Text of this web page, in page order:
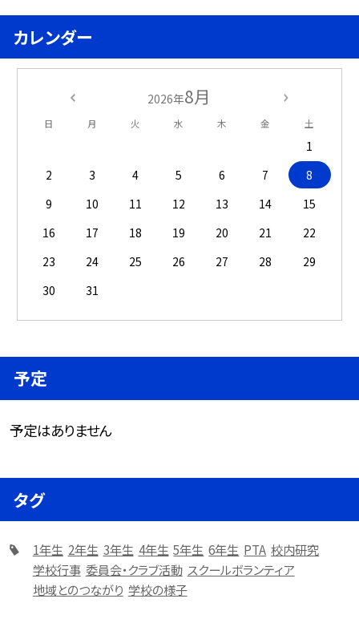
カレンダー
2026年8月
日 月 火 水 木 金 土
1
2
3 4 5 6 7
8
9
10 11 12 13 14
15
16
17 18 19 20 21
22
23
24 25 26 27 28
29
30
31
予定
予定はありません
タグ
1年生 2年生 3年生 4年生 5年生 6年生 PTA 校内研究
学校行事 委員会・クラブ活動 スクールボランティア
地域とのつながり 学校の様子